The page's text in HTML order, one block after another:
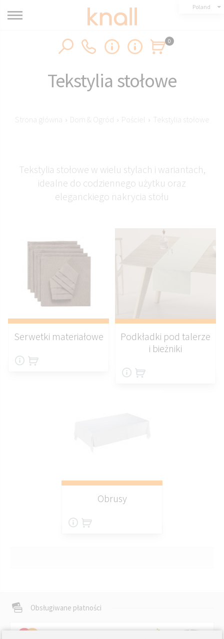
Poland
0
Tekstylia stołowe
Strona główna › Dom & Ogród › Pościel › Tekstylia stołowe
Tekstylia stołowe w wielu stylach i wariantach,
idealne do codziennego użytku oraz
eleganckiego nakrycia stołu
Serwetki materiałowe
Podkładki pod talerze
i bieżniki
Obrusy
Obsługiwane płatności